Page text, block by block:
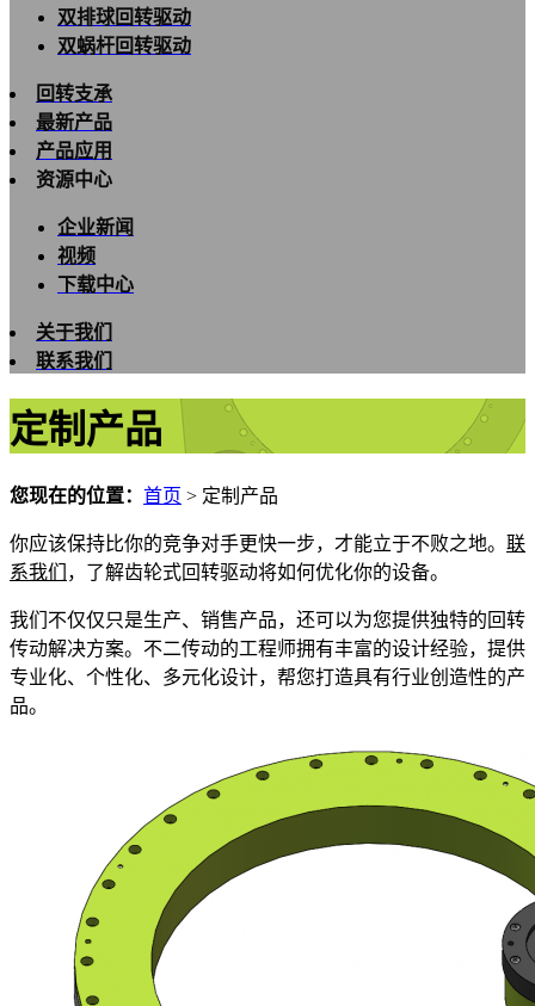
双排球回转驱动
双蜗杆回转驱动
回转支承
最新产品
产品应用
资源中心
企业新闻
视频
下载中心
关于我们
联系我们
定制产品
您现在的位置： 首页 > 定制产品
你应该保持比你的竞争对手更快一步，才能立于不败之地。 联
系我们 ，了解齿轮式回转驱动将如何优化你的设备。
我们不仅仅只是生产、销售产品，还可以为您提供独特的回转
传动解决方案。不二传动的工程师拥有丰富的设计经验，提供
专业化、个性化、多元化设计，帮您打造具有行业创造性的产
品。